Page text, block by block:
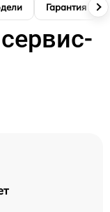
Гарантия